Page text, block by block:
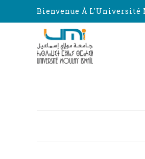
Bienvenue À L'Université